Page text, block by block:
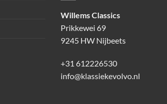
Willems Classics
Prikkewei 69
9245 HW Nijbeets
+31 612226530
info@klassiekevolvo.nl